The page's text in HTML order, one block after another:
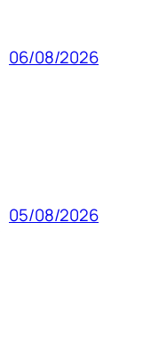
06/08/2026
05/08/2026